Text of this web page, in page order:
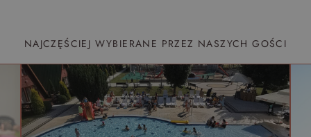
NAJCZĘŚCIEJ WYBIERANE PRZEZ NASZYCH GOŚCI